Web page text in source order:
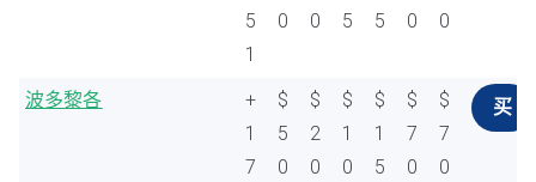
5
1
0
0
5
5
0
0
波多黎各
+
1
7
$
5
0
$
2
0
$
1
0
$
1
5
$
7
0
$
7
0
买